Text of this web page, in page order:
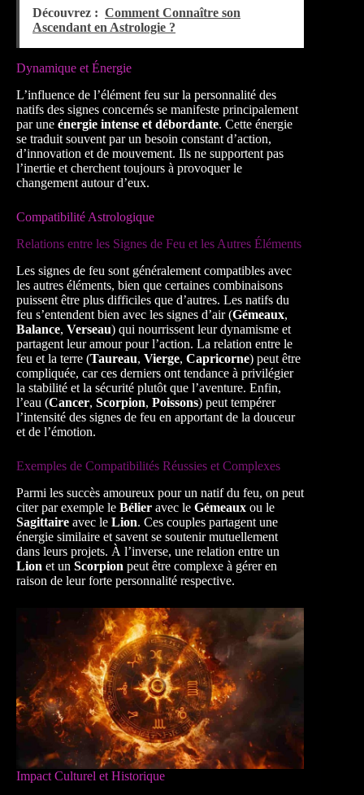
Découvrez : Comment Connaître son
Ascendant en Astrologie ?
Dynamique et Énergie
L’influence de l’élément feu sur la personnalité des
natifs des signes concernés se manifeste principalement
par une énergie intense et débordante. Cette énergie
se traduit souvent par un besoin constant d’action,
d’innovation et de mouvement. Ils ne supportent pas
l’inertie et cherchent toujours à provoquer le
changement autour d’eux.
Compatibilité Astrologique
Relations entre les Signes de Feu et les Autres Éléments
Les signes de feu sont généralement compatibles avec
les autres éléments, bien que certaines combinaisons
puissent être plus difficiles que d’autres. Les natifs du
feu s’entendent bien avec les signes d’air (Gémeaux,
Balance, Verseau) qui nourrissent leur dynamisme et
partagent leur amour pour l’action. La relation entre le
feu et la terre (Taureau, Vierge, Capricorne) peut être
compliquée, car ces derniers ont tendance à privilégier
la stabilité et la sécurité plutôt que l’aventure. Enfin,
l’eau (Cancer, Scorpion, Poissons) peut tempérer
l’intensité des signes de feu en apportant de la douceur
et de l’émotion.
Exemples de Compatibilités Réussies et Complexes
Parmi les succès amoureux pour un natif du feu, on peut
citer par exemple le Bélier avec le Gémeaux ou le
Sagittaire avec le Lion. Ces couples partagent une
énergie similaire et savent se soutenir mutuellement
dans leurs projets. À l’inverse, une relation entre un
Lion et un Scorpion peut être complexe à gérer en
raison de leur forte personnalité respective.
Impact Culturel et Historique